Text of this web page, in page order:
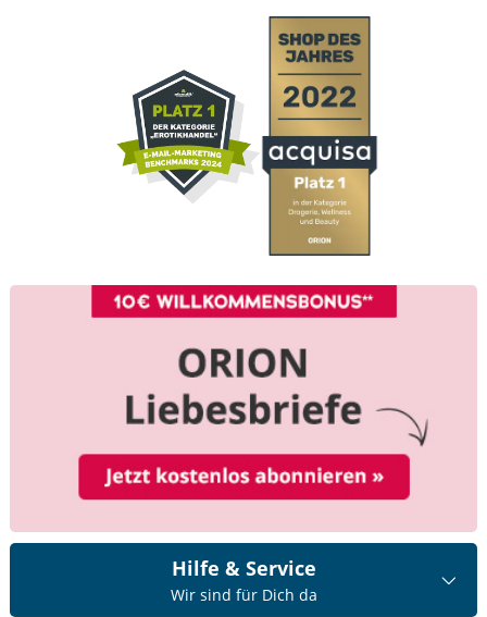
Hilfe & Service
Wir sind für Dich da